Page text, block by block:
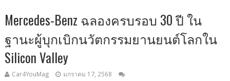
Mercedes-Benz ฉลองครบรอบ 30 ปี ใน
ฐานะผู้บุกเบิกนวัตกรรมยานยนต์โลกใน
Silicon Valley
Car4YouMag มกราคม 17, 2568